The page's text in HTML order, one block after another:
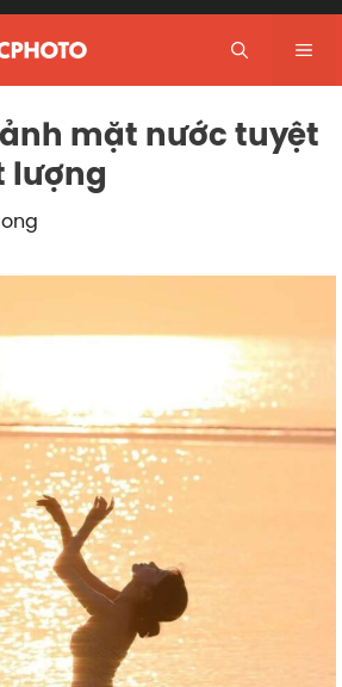
mặt nước tuyệt
lượng